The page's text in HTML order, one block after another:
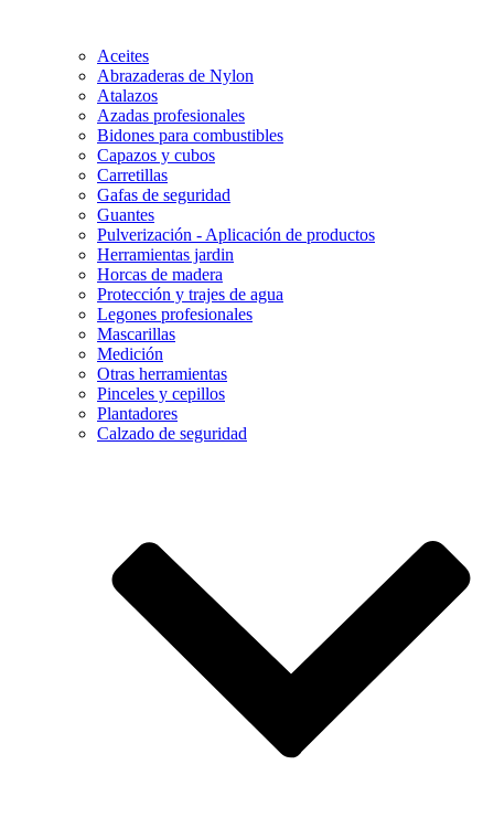
Aceites
Abrazaderas de Nylon
Atalazos
Azadas profesionales
Bidones para combustibles
Capazos y cubos
Carretillas
Gafas de seguridad
Guantes
Pulverización - Aplicación de productos
Herramientas jardin
Horcas de madera
Protección y trajes de agua
Legones profesionales
Mascarillas
Medición
Otras herramientas
Pinceles y cepillos
Plantadores
Calzado de seguridad